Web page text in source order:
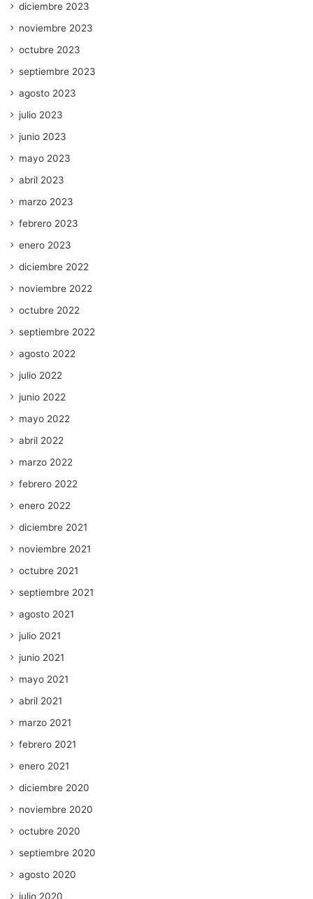
diciembre 2023
noviembre 2023
octubre 2023
septiembre 2023
agosto 2023
julio 2023
junio 2023
mayo 2023
abril 2023
marzo 2023
febrero 2023
enero 2023
diciembre 2022
noviembre 2022
octubre 2022
septiembre 2022
agosto 2022
julio 2022
junio 2022
mayo 2022
abril 2022
marzo 2022
febrero 2022
enero 2022
diciembre 2021
noviembre 2021
octubre 2021
septiembre 2021
agosto 2021
julio 2021
junio 2021
mayo 2021
abril 2021
marzo 2021
febrero 2021
enero 2021
diciembre 2020
noviembre 2020
octubre 2020
septiembre 2020
agosto 2020
julio 2020